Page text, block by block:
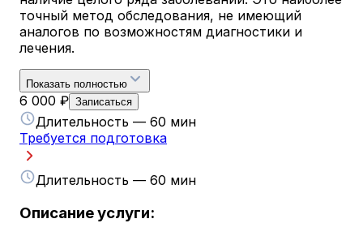
точный метод обследования, не имеющий
аналогов по возможностям диагностики и
лечения.
Показать полностью
6 000 ₽ Записаться
Длительность — 60 мин
Требуется подготовка
Длительность — 60 мин
Описание услуги: